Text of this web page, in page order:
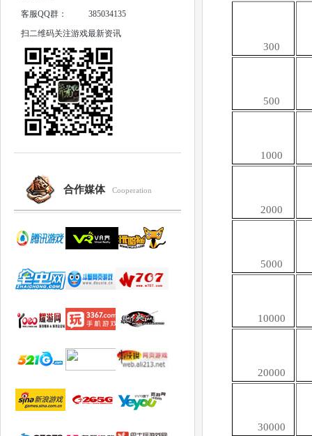
客服QQ群：
385034135
扫二维码关注游戏最新资讯
合作媒体 Cooperation
300
500
1000
2000
5000
10000
20000
30000